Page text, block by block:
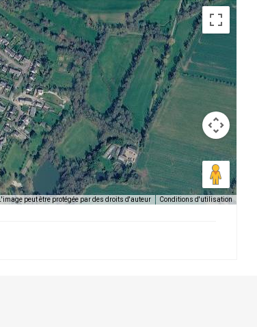
L'image peut être protégée par des droits d'auteur Conditions d'utilisation